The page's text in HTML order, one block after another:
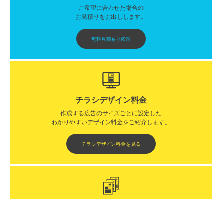
ご希望に合わせた場合の
お見積りをお出しします。
無料見積もり依頼
チラシデザイン料金
作成する広告のサイズごとに設定した
わかりやすいデザイン料金をご紹介します。​​
チラシデザイン料金を見る